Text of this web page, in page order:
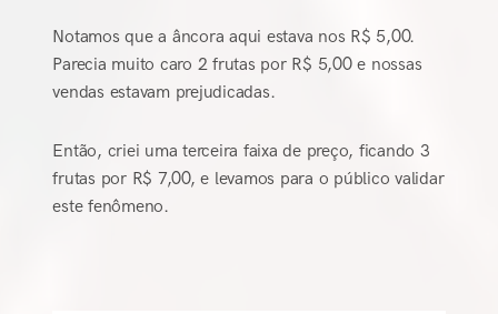
Notamos que a âncora aqui estava nos R$ 5,00.
Parecia muito caro 2 frutas por R$ 5,00 e nossas
vendas estavam prejudicadas.
Então, criei uma terceira faixa de preço, ficando 3
frutas por R$ 7,00, e levamos para o público validar
este fenômeno.